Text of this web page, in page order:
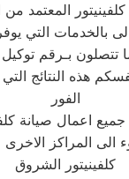
المعتمد من
بالخدمات التي
تتصلون بـرقم توكيل
هذه النتائج
الفور
اعمال صيانة
الى المراكز
كلفينيتور الشروق